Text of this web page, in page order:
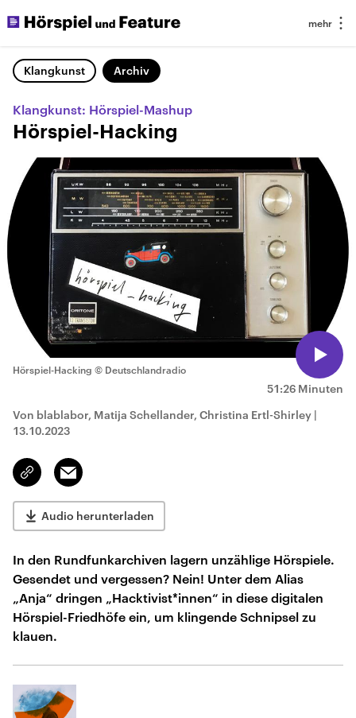
Klangkunst Archiv
Klangkunst: Hörspiel-Mashup
Hörspiel-Hacking
51:26 Minuten
Hörspiel-Hacking © Deutschlandradio
Von blablabor, Matija Schellander, Christina Ertl-Shirley |
13.10.2023
Link
kopieren/teilen
Email
Audio herunterladen
In den Rundfunkarchiven lagern unzählige Hörspiele.
Gesendet und vergessen? Nein! Unter dem Alias
„Anja“ dringen „Hacktivist*innen“ in diese digitalen
Hörspiel-Friedhöfe ein, um klingende Schnipsel zu
klauen.